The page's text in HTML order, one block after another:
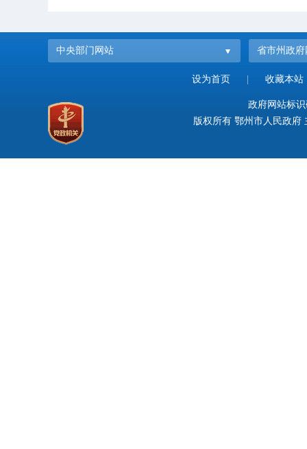
中央部门网站 省市州政府
设为首页 收藏本站
政府网站标
版权所有 鄂州市人民政府